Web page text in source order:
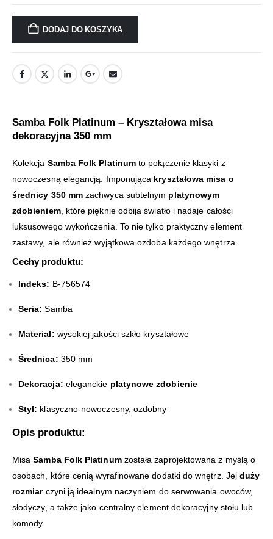
DODAJ DO KOSZYKA
Samba Folk Platinum – Kryształowa misa
dekoracyjna 350 mm
Kolekcja Samba Folk Platinumto połączenie klasyki z
nowoczesną elegancją. Imponująca kryształowa misa o
średnicy 350 mm zachwyca subtelnym platynowym
zdobieniem, które pięknie odbija światło i nadaje całości
luksusowego wykończenia. To nie tylko praktyczny element
zastawy, ale również wyjątkowa ozdoba każdego wnętrza.
Cechy produktu:
Indeks: B-756574
Seria: Samba
Materiał: wysokiej jakości szkło kryształowe
Średnica: 350 mm
Dekoracja: eleganckie platynowe zdobienie
Styl: klasyczno-nowoczesny, ozdobny
Opis produktu:
MisaSamba Folk Platinumzostała zaprojektowana z myślą o
osobach, które cenią wyrafinowane dodatki do wnętrz. Jej duży
rozmiarczyni ją idealnym naczyniem do serwowania owoców,
słodyczy, a także jako centralny element dekoracyjny stołu lub
komody.